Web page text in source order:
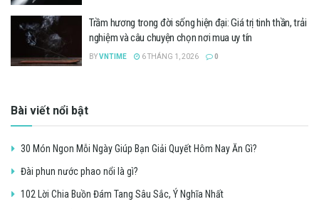
Trầm hương trong đời sống hiện đại: Giá trị tinh thần, trải
nghiệm và câu chuyện chọn nơi mua uy tín
BYVNTIME 6 THÁNG 1, 2026 0
Bài viết nổi bật
30 Món Ngon Mỗi Ngày Giúp Bạn Giải Quyết Hôm Nay Ăn Gì?
Đài phun nước phao nổi là gì?
102 Lời Chia Buồn Đám Tang Sâu Sắc, Ý Nghĩa Nhất